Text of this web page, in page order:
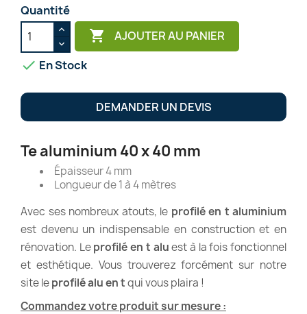
Quantité
 AJOUTER AU PANIER
 En Stock
DEMANDER UN DEVIS
Te aluminium 40 x 40 mm
Épaisseur 4 mm
Longueur de 1 à 4 mètres
Avec ses nombreux atouts, le profilé en t aluminium
est devenu un indispensable en construction et en
rénovation. Leprofilé en t aluest à la fois fonctionnel
et esthétique. Vous trouverez forcément sur notre
site leprofilé alu en tqui vous plaira !
Commandez votre produit sur mesure :